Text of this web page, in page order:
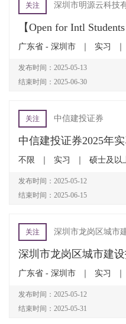
关注 深圳市明源云科技
【Open for Intl
广东省 - 深圳市 实习
发布时间：2025-05-13
结束时间：2025-06-30
关注 中信建投证券
中信建投证券2025年
不限 实习 硕士及以
发布时间：2025-05-12
结束时间：2025-06-15
关注 深圳市龙岗区城市
深圳市龙岗区城市建
广东省 - 深圳市 实习
发布时间：2025-05-12
结束时间：2025-05-31